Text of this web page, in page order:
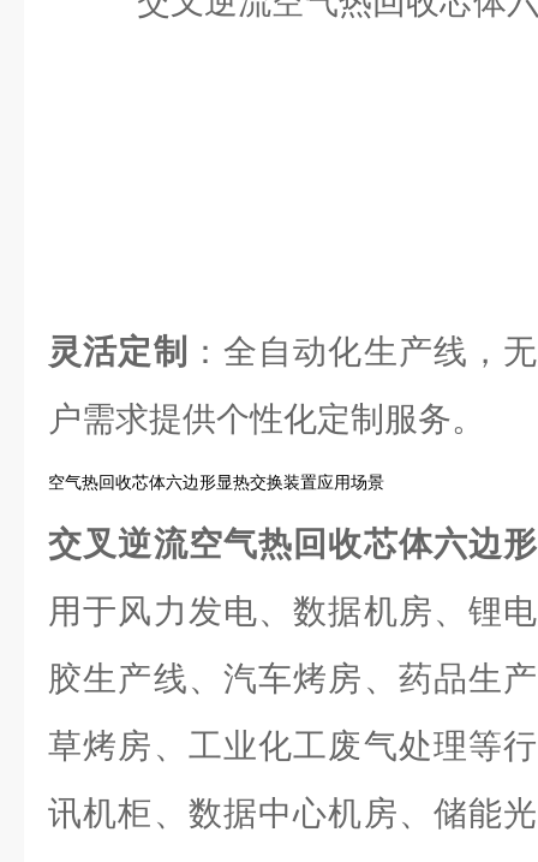
灵活定制
：全自动化生产线，
户需求提供个性化定制服务。
空气热回收芯体六边形显热交换装置应用场景
交叉逆流空气热回收芯体六边
用于风力发电、数据机房、锂
胶生产线、汽车烤房、药品生
草烤房、工业化工废气处理等
讯机柜、数据中心机房、储能